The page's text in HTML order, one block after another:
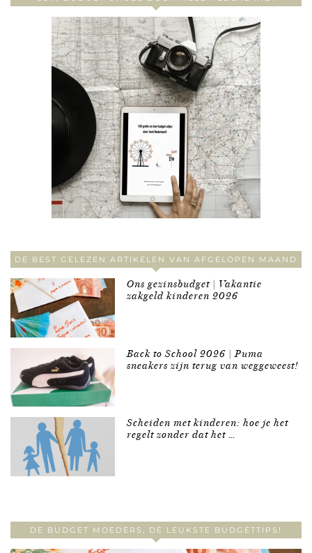
DE BEST GELEZEN ARTIKELEN VAN AFGELOPEN MAAND
Ons gezinsbudget | Vakantie
zakgeld kinderen 2026
Back to School 2026 | Puma
sneakers zijn terug van weggeweest!
Scheiden met kinderen: hoe je het
regelt zonder dat het …
DE BUDGET MOEDERS, DE LEUKSTE BUDGETTIPS!